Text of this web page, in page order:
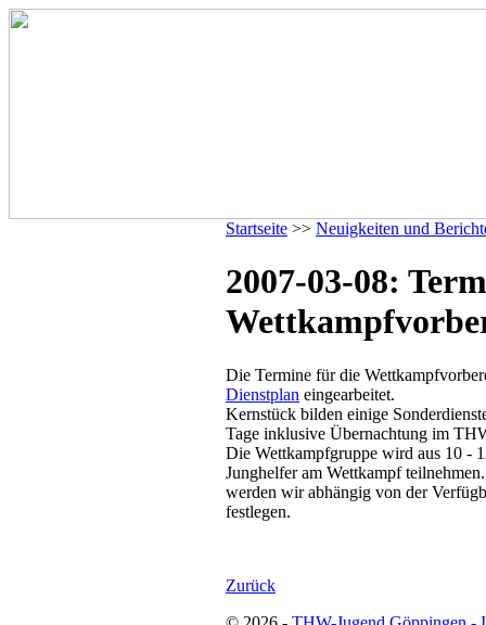
Startseite >> Neuigkeiten und
2007-03-08:
Die Termine für die
Dienstplan eingearbeitet.
Kernstück bilden einige
Tage inklusive Übernachtung im
Die Wettkampfgruppe wird aus 10 -
Junghelfer am Wettkampf
werden wir abhängig von der
festlegen.
Zurück